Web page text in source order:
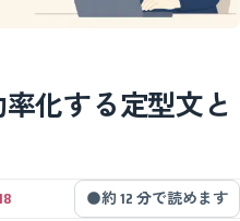
率化する定型文と
約 12 分で読めます